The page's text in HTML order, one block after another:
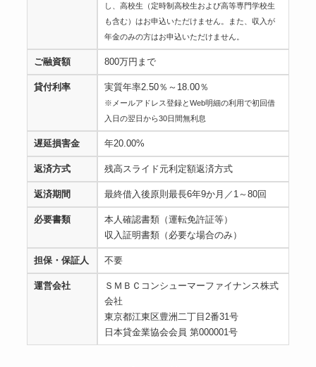
し、高校生（定時制高校生および高等専門学校生
も含む）はお申込いただけません。また、収入が
年金のみの方はお申込いただけません。
ご融資額 800万円まで
貸付利率 実質年率2.50％～18.00％
※メールアドレス登録とWeb明細の利用で初回借
入日の翌日から30日間無利息
遅延損害金 年20.00%
返済方式 残高スライド元利定額返済方式
返済期間 最終借入後原則最長6年9か月／1～80回
必要書類
本人確認書類（運転免許証等）
収入証明書類（必要な場合のみ）
担保・保証人 不要
運営会社
ＳＭＢＣコンシューマーファイナンス株式
会社
東京都江東区豊洲二丁目2番31号
日本貸金業協会会員 第000001号